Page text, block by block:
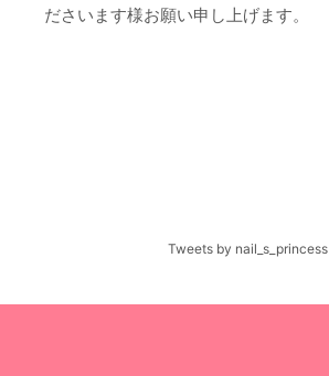
ださいます様お願い申し上げます。
Tweets by nail_s_princess